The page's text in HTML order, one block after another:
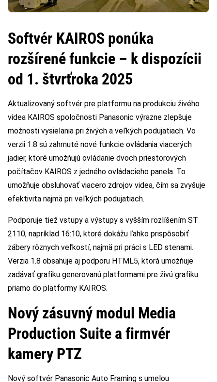
Softvér KAIROS ponúka
rozšírené funkcie – k dispozícii
od 1. štvrťroka 2025
Aktualizovaný softvér pre platformu na produkciu živého
videa KAIROS spoločnosti Panasonic výrazne zlepšuje
možnosti vysielania pri živých a veľkých podujatiach. Vo
verzii 1.8 sú zahrnuté nové funkcie ovládania viacerých
jadier, ktoré umožňujú ovládanie dvoch priestorových
počítačov KAIROS z jedného ovládacieho panela. To
umožňuje obsluhovať viacero zdrojov videa, čím sa zvyšuje
efektivita najmä pri veľkých podujatiach.
Podporuje tiež vstupy a výstupy s vyšším rozlíšením ST
2110, napríklad 16:10, ktoré dokážu ľahko prispôsobiť
zábery rôznych veľkostí, najmä pri práci s LED stenami.
Verzia 1.8 obsahuje aj podporu HTML5, ktorá umožňuje
zadávať grafiku generovanú platformami pre živú grafiku
priamo do platformy KAIROS.
Nový zásuvný modul Media
Production Suite a firmvér
kamery PTZ
Nový softvér Panasonic Auto Framing s umelou